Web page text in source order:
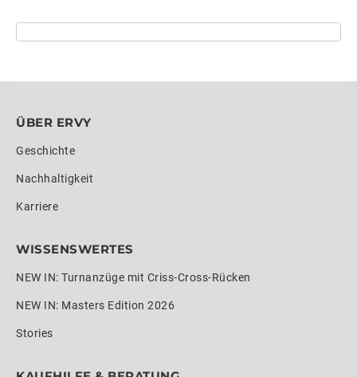
ÜBER ERVY
Geschichte
Nachhaltigkeit
Karriere
WISSENSWERTES
NEW IN: Turnanzüge mit Criss-Cross-Rücken
NEW IN: Masters Edition 2026
Stories